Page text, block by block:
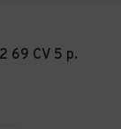
69 CV 5 p.